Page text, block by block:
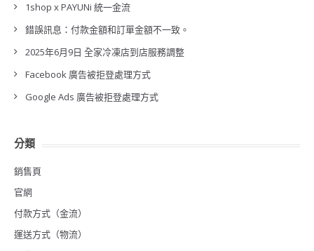
1shop x PAYUNi 統一金流
錯誤訊息：付款金額和訂單金額不一致。
2025年6月9日 全家冷凍店到店服務調整
Facebook 廣告被拒登處理方式
Google Ads 廣告被拒登處理方式
分類
銷售頁
官網
付款方式（金流）
運送方式（物流）